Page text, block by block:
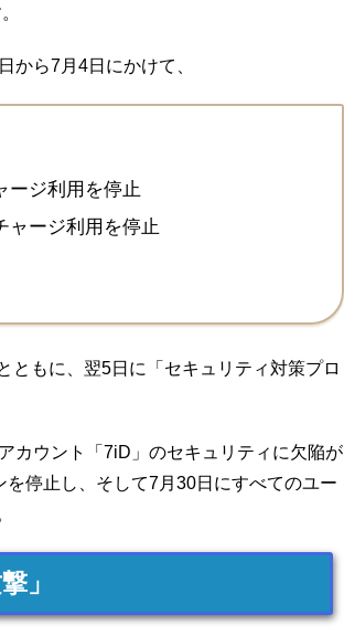
から7月4日にかけて、
ージ利用を停止
ャージ利用を停止
ともに、翌5日に「セキュリティ対策プロ
カウント「7iD」のセキュリティに欠陥が
停止し、そして7月30日にすべてのユー
」